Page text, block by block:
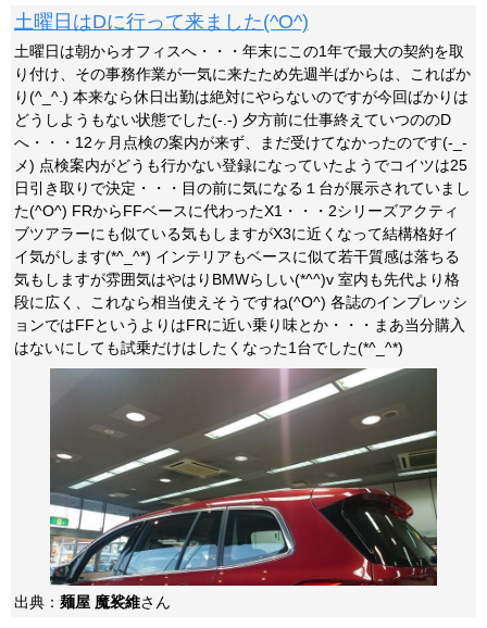
土曜日はDに行って来ました(^O^)
土曜日は朝からオフィスへ・・・年末にこの1年で最大の契約を取
り付け、その事務作業が一気に来たため先週半ばからは、こればか
り(^_^.) 本来なら休日出勤は絶対にやらないのですが今回ばかりは
どうしようもない状態でした(-.-) 夕方前に仕事終えていつののD
へ・・・12ヶ月点検の案内が来ず、まだ受けてなかったのです(-_-
メ) 点検案内がどうも行かない登録になっていたようでコイツは25
日引き取りで決定・・・目の前に気になる１台が展示されていまし
た(^O^) FRからFFベースに代わったX1・・・2シリーズアクティ
ブツアラーにも似ている気もしますがX3に近くなって結構格好イ
イ気がします(*^_^*) インテリアもベースに似て若干質感は落ちる
気もしますが雰囲気はやはりBMWらしい(*^^)v 室内も先代より格
段に広く、これなら相当使えそうですね(^O^) 各誌のインプレッシ
ョンではFFというよりはFRに近い乗り味とか・・・まあ当分購入
はないにしても試乗だけはしたくなった1台でした(*^_^*)
出典： 麺屋 魔裟維さん